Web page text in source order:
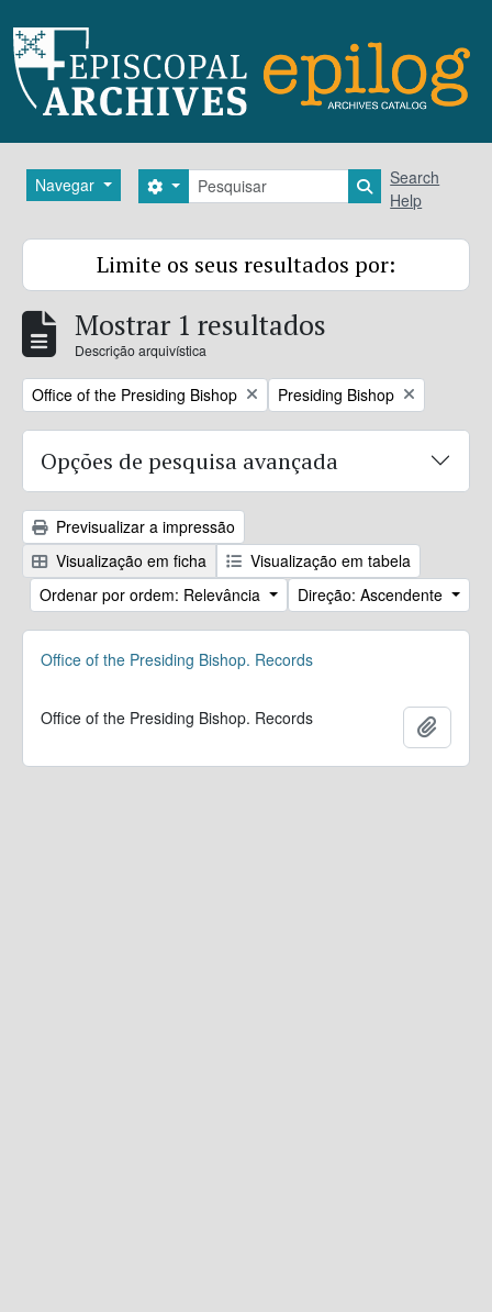
Navegar Pesquisar
Search options Search in
Search
Help
Limite os seus resultados por:
Mostrar 1 resultados
Descrição arquivística
Remove filter:
Office of the Presiding Bishop Remove filter:
Presiding Bishop
Opções de pesquisa avançada
Previsualizar a impressão
Visualização em ficha
Visualização em tabela
Ordenar por ordem: Relevância
Direção: Ascendente
Office of the Presiding Bishop. Records
Office of the Presiding Bishop. Records